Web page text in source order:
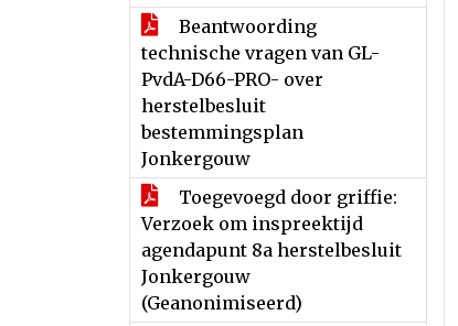
Beantwoording
technische vragen van GL-
PvdA-D66-PRO- over
herstelbesluit
bestemmingsplan
Jonkergouw
Toegevoegd door griffie:
Verzoek om inspreektijd
agendapunt 8a herstelbesluit
Jonkergouw
(Geanonimiseerd)